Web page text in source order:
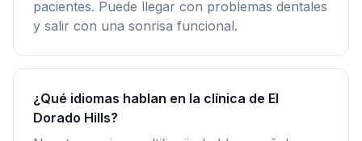
pacientes. Puede llegar con problemas dentales
y salir con una sonrisa funcional.
¿Qué idiomas hablan en la clínica de El
Dorado Hills?